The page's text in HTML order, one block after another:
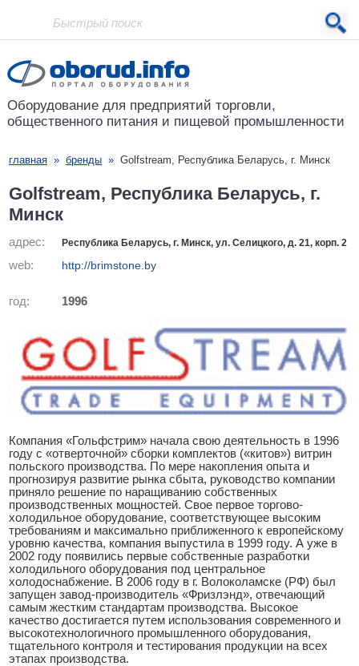
Проект основан в 2001 году
Оборудование для предприятий торговли,
общественного питания и пищевой промышленности
главная » бренды » Golfstream, Республика Беларусь, г. Минск
Golfstream, Республика Беларусь, г.
Минск
адрес: Республика Беларусь, г. Минск, ул. Селицкого, д. 21, корп. 2
web: http://brimstone.by
год: 1996
Компания «Гольфстрим» начала свою деятельность в 1996
году с «отверточной» сборки комплектов («китов») витрин
польского производства. По мере накопления опыта и
прогнозируя развитие рынка сбыта, руководство компании
приняло решение по наращиванию собственных
производственных мощностей. Свое первое торгово-
холодильное оборудование, соответствующее высоким
требованиям и максимально приближенного к европейскому
уровню качества, компания выпустила в 1999 году. А уже в
2002 году появились первые собственные разработки
холодильного оборудования под центральное
холодоснабжение. В 2006 году в г. Волоколамске (РФ) был
запущен завод-производитель «Фризлэнд», отвечающий
самым жестким стандартам производства. Высокое
качество достигается путем использования современного и
высокотехнологичного промышленного оборудования,
тщательного контроля и тестирования продукции на всех
этапах производства.